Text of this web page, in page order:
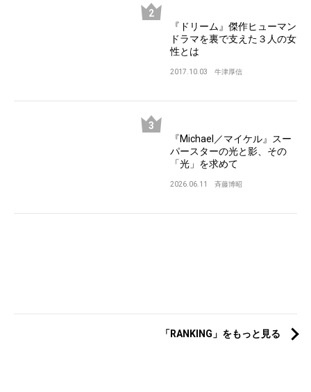
『ドリーム』傑作ヒューマン
ドラマを裏で支えた３人の女
性とは
2017.10.03 牛津厚信
『Michael／マイケル』スー
パースターの光と影、その
「光」を求めて
2026.06.11 斉藤博昭
「RANKING」をもっと見る